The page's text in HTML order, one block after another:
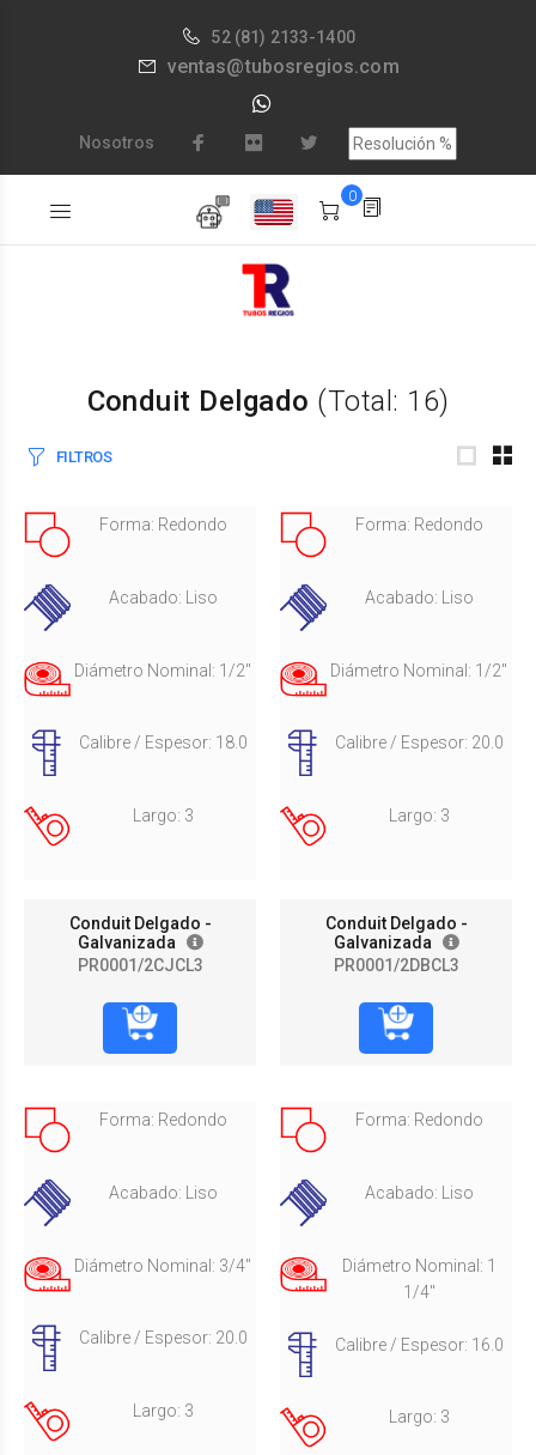
52 (81) 2133-1400
ventas@tubosregios.com
Nosotros
0
Conduit Delgado (Total: 16)
FILTROS
Forma: Redondo
Acabado: Liso
Diámetro Nominal: 1/2"
Calibre / Espesor: 18.0
Largo: 3
Conduit Delgado -
Galvanizada
PR0001/2CJCL3
Forma: Redondo
Acabado: Liso
Diámetro Nominal: 1/2"
Calibre / Espesor: 20.0
Largo: 3
Conduit Delgado -
Galvanizada
PR0001/2DBCL3
Forma: Redondo
Acabado: Liso
Diámetro Nominal: 3/4"
Calibre / Espesor: 20.0
Largo: 3
Forma: Redondo
Acabado: Liso
Diámetro Nominal: 1
1/4"
Calibre / Espesor: 16.0
Largo: 3